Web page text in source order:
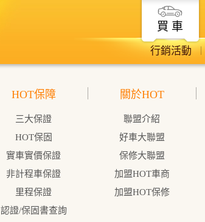
買 車
行銷活動
HOT保障
三大保證
HOT保固
實車實價保證
非計程車保證
里程保證
認證/保固書查詢
關於HOT
聯盟介紹
好車大聯盟
保修大聯盟
加盟HOT車商
加盟HOT保修